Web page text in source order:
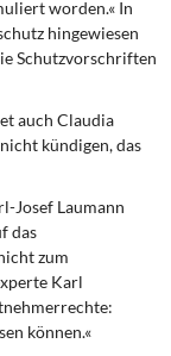
worden.« In
hingewiesen
Schutzvorschriften
auch Claudia
kündigen, das
Josef Laumann
das
zum
Karl
können.«